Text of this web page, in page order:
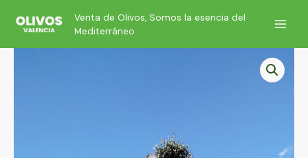
Venta de Olivos, Somos la esencia del
Mediterráneo